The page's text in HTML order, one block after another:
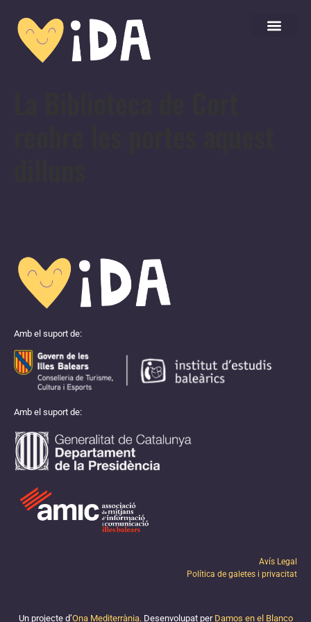
Amb el suport de:
Amb el suport de:
Avís Legal
Política de galetes i privacitat
Un projecte d’Ona Mediterrània. Desenvolupat per Damos en el Blanco